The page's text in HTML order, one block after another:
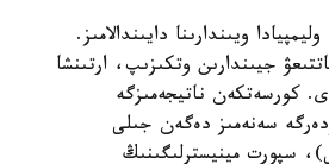
ويىندارىنا دايىندالامىز.
جيىندارىن وتكىزىپ، ارتىنشا
كورسەتكەن ناتيجەمىزگە
سەنەمىز دەگەن جىلى
سپورت مينيسترلىگىنىڭ